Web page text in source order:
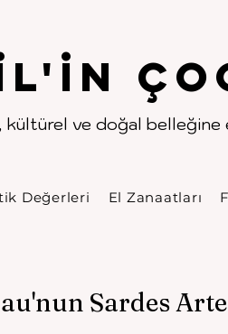
kültürel ve doğal belleğine
.
Değerleri El Zanaatları
Sardes